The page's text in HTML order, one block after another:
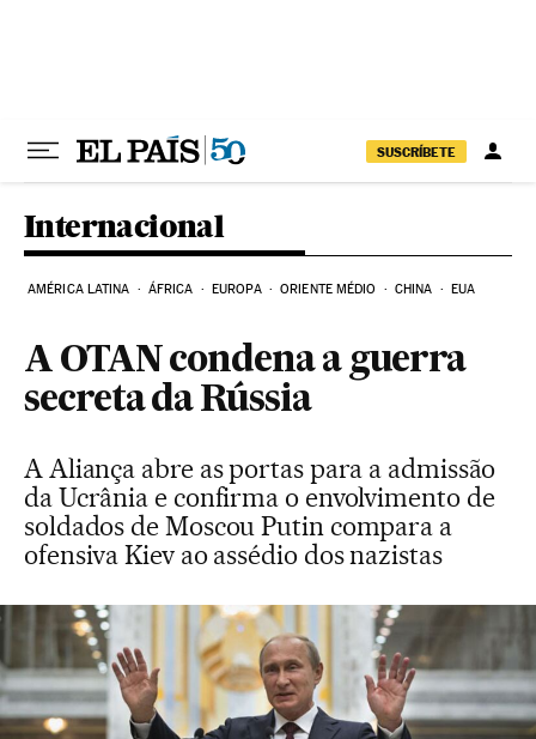
SUSCRÍBETE
Internacional
AMÉRICA LATINA ÁFRICA EUROPA ORIENTE MÉDIO CHINA EUA
A OTAN condena a guerra
secreta da Rússia
A Aliança abre as portas para a admissão
da Ucrânia e confirma o envolvimento de
soldados de Moscou Putin compara a
ofensiva Kiev ao assédio dos nazistas